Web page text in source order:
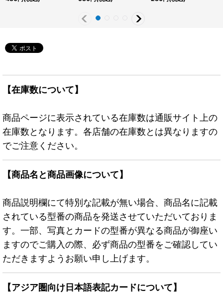
【在庫数について】
商品ページに表示されている在庫数は通販サイト上の
在庫数となります。各店舗の在庫数とは異なりますの
でご注意ください。
【商品名と商品画像について】
商品説明欄にて特別な記載が無い場合、商品名に記載
されている型番の商品を発送させていただいておりま
す。一部、写真とカードの型番が異なる商品が御座い
ますのでご購入の際、必ず商品の型番をご確認してい
ただきますようお願い申し上げます。
【アジア圏向け日本語表記カードについて】